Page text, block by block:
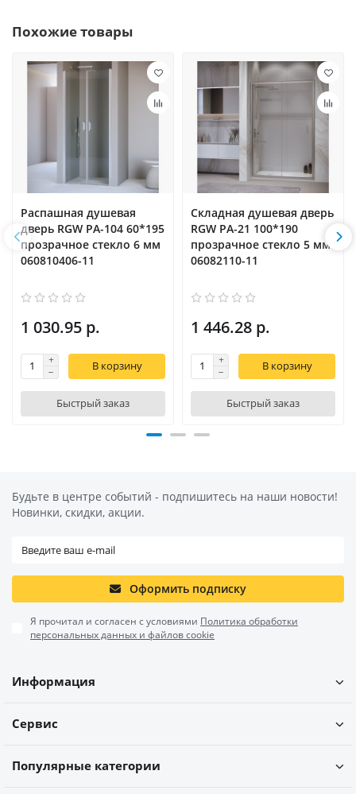
Похожие товары
Распашная душевая
дверь RGW PA-104 60*195
прозрачное стекло 6 мм
060810406-11
1 030.95 р.
В корзину
Быстрый заказ
Складная душевая дверь
RGW PA-21 100*190
прозрачное стекло 5 мм
06082110-11
1 446.28 р.
В корзину
Быстрый заказ
Будьте в центре событий - подпишитесь на наши новости!
Новинки, скидки, акции.
Оформить подписку
Я прочитал и согласен с условиями Политика обработки
персональных данных и файлов cookie
Информация
Сервис
Популярные категории